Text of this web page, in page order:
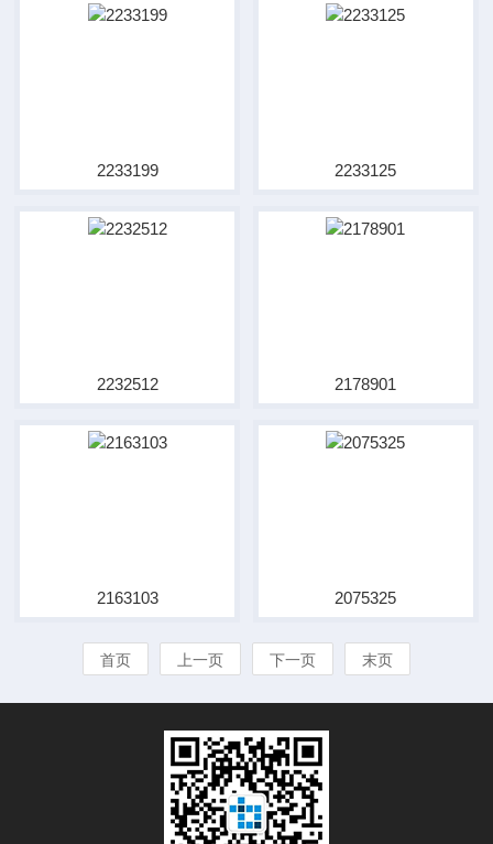
2233199 2233125
2232512 2178901
2163103 2075325
首页 上一页 下一页 末页